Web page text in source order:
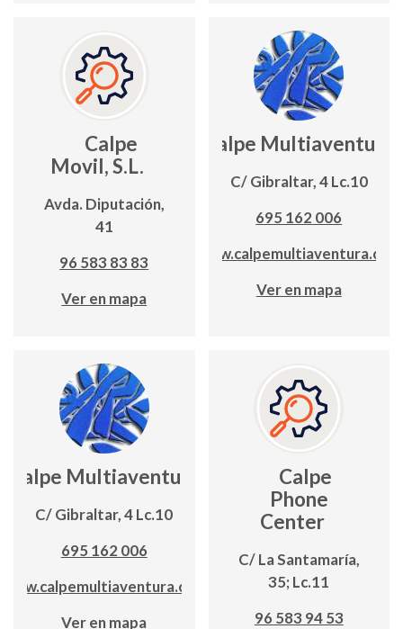
Calpe
Movil, S.L.
Avda. Diputación,
41
96 583 83 83
Ver en mapa
Calpe Multiaventura
C/ Gibraltar, 4 Lc.10
695 162 006
www.calpemultiaventura.com
Ver en mapa
Calpe Multiaventura
C/ Gibraltar, 4 Lc.10
695 162 006
www.calpemultiaventura.com
Ver en mapa
Calpe
Phone
Center
C/ La Santamaría,
35; Lc.11
96 583 94 53